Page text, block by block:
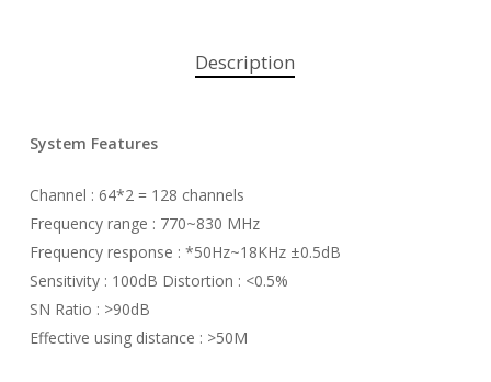
Description
System Features
Channel : 64*2 = 128 channels
Frequency range : 770~830 MHz
Frequency response : *50Hz~18KHz ±0.5dB
Sensitivity : 100dB Distortion : <0.5%
SN Ratio : >90dB
Effective using distance : >50M